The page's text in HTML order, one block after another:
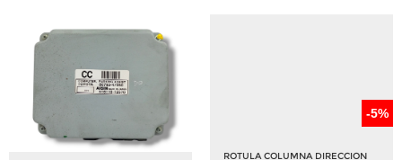
-5%
ROTULA COLUMNA DIRECCION